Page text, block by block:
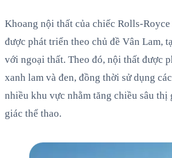
Khoang nội thất của chiếc Rolls-
được phát triển theo chủ đề Vân Lam,
với ngoại thất. Theo đó, nội thất được
xanh lam và đen, đồng thời sử dụng
nhiều khu vực nhằm tăng chiều sâu thị
giác thể thao.